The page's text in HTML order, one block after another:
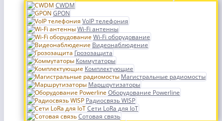
CWDM
GPON
VoIP телефония
Wi-Fi антенны
Wi-Fi оборудование
Видеонаблюдение
Грозозащита
Коммутаторы
Комплектующие
Магистральные радиомосты
Маршрутизаторы
Оборудование Powerline
Радиосвязь WISP
Сети LoRa для IoT
Сотовая связь